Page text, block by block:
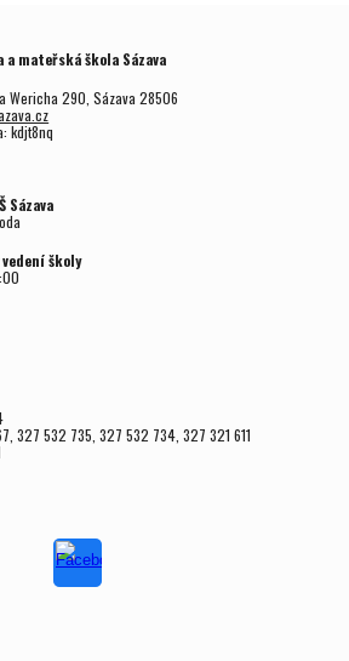
mateřská škola Sázava
Wericha 290, Sázava 28506
kdjt8nq
Sázava
školy
:00
327 532 735, 327 532 734, 327 321 611